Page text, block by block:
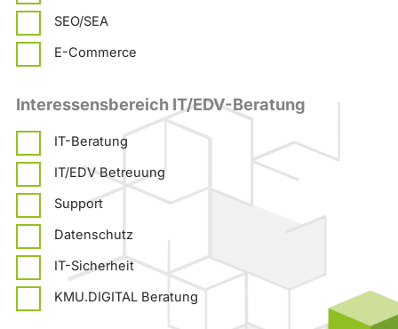
SEO/SEA
E-Commerce
Interessensbereich IT/EDV-Beratung
IT-Beratung
IT/EDV Betreuung
Support
Datenschutz
IT-Sicherheit
KMU.DIGITAL Beratung